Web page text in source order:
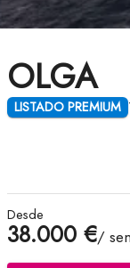
OLGA
LISTADO PREMIUM
Desde
38.000 €/